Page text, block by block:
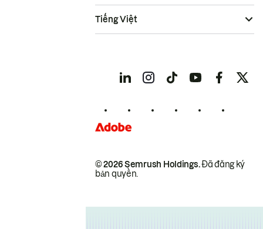
© 2026 Semrush Holdings.Đã đăng ký
bản quyền.
Tiếng Việt